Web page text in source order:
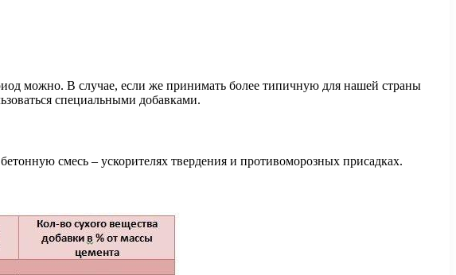
можно. В случае, если же принимать более типичную для нашей страны
специальными добавками.
смесь – ускорителях твердения и противоморозных присадках.